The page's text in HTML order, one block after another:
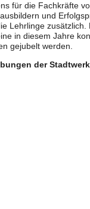
für die Fachkräfte
und
Lehrlinge zusätzlich.
in diesem Jahre
gejubelt werden.
der